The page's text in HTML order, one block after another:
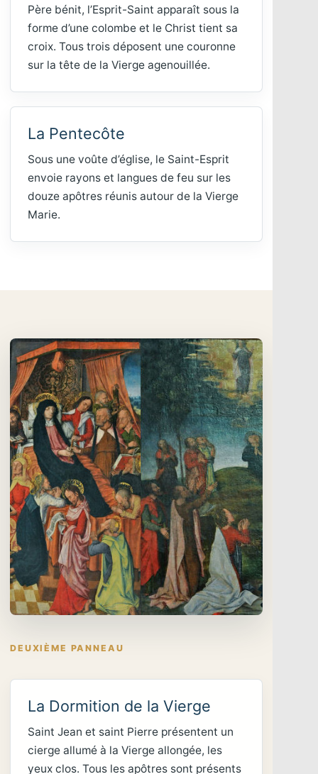
Père bénit, l’Esprit-Saint apparaît sous la
forme d’une colombe et le Christ tient sa
croix. Tous trois déposent une couronne
sur la tête de la Vierge agenouillée.
La Pentecôte
Sous une voûte d’église, le Saint-Esprit
envoie rayons et langues de feu sur les
douze apôtres réunis autour de la Vierge
Marie.
DEUXIÈME PANNEAU
La Dormition de la Vierge
Saint Jean et saint Pierre présentent un
cierge allumé à la Vierge allongée, les
yeux clos. Tous les apôtres sont présents